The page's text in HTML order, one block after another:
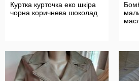
Куртка курточка еко шкіра
чорна коричнева шоколад